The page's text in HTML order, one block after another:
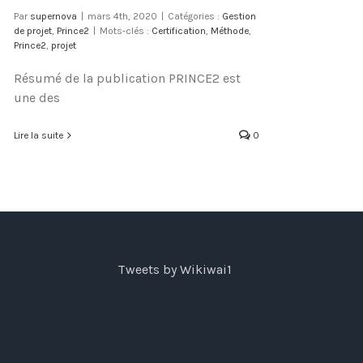
Par supernova mars 4th, 2020 Catégories : Gestion
de projet, Prince2 Mots-clés : Certification, Méthode,
Prince2, projet
Résumé de la publication PRINCE2 est
une des
Lire la suite 0
Tweets by Wikiwai1